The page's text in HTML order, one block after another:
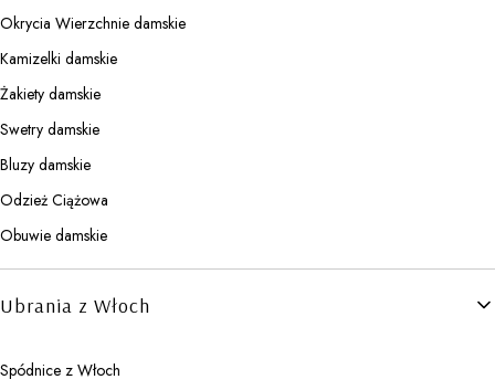
Okrycia Wierzchnie damskie
Kamizelki damskie
Żakiety damskie
Swetry damskie
Bluzy damskie
Odzież Ciążowa
Obuwie damskie
Ubrania z Włoch
Spódnice z Włoch